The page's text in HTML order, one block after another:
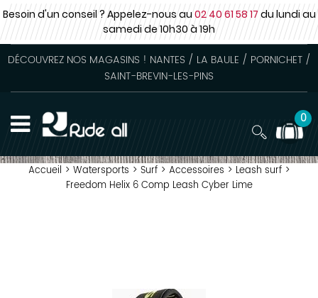
Besoin d'un conseil ? Appelez-nous au02 40 61 58 17du lundi au
samedide 10h30 à 19h
DÉCOUVREZ NOS MAGASINS ! NANTES / LA BAULE / PORNICHET /
SAINT-BREVIN-LES-PINS
0
Accueil > Watersports > Surf > Accessoires > Leash surf >
Freedom Helix 6 Comp Leash Cyber Lime